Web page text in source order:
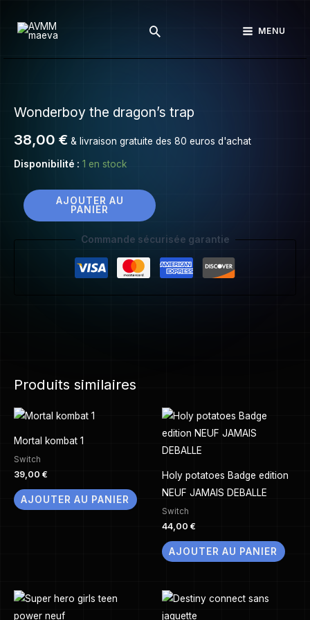
Rechercher MENU
Wonderboy the dragon’s trap
38,00 € & livraison gratuite des 80 euros d'achat
Disponibilité : 1 en stock
Wonderboy
dragon’s
trap
AJOUTER AU
PANIER
Commande sécurisée garantie
Produits similaires
Mortal kombat 1
Switch
39,00 €
AJOUTER AU PANIER
Holy potatoes Badge edition
NEUF JAMAIS DEBALLE
Switch
44,00 €
AJOUTER AU PANIER
dragon’s